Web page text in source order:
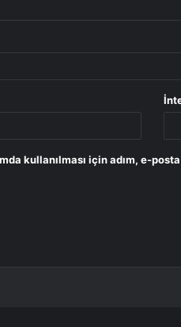
kullanılması için adım, e-